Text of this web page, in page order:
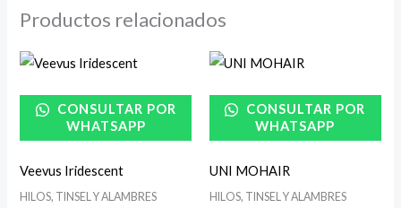
Productos relacionados
CONSULTAR POR
WHATSAPP
Veevus Iridescent
HILOS, TINSEL Y ALAMBRES
CONSULTAR POR
WHATSAPP
UNI MOHAIR
HILOS, TINSEL Y ALAMBRES